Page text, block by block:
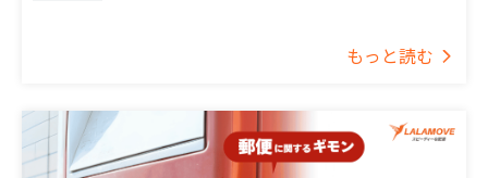
もっと読む